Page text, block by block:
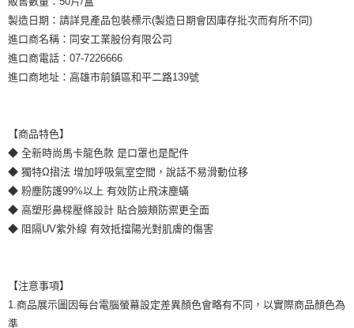
製造日期：請詳見產品包裝標示(製造日期會因庫存批次而有所不同)
進口商名稱：同安工業股份有限公司
進口商電話：07-7226666
進口商地址：高雄市前鎮區和平二路139號
【商品特色】
◆ 全新時尚馬卡龍色款 是口罩也是配件
◆ 獨特Ω摺法 增加呼吸氣室空間，說話不易滑動位移
◆ 粉塵防護99%以上 有效防止飛沫塵蟎
◆ 高塑形鼻樑壓條設計 貼合臉頰防禦更全面
◆ 阻隔UV紫外線 有效抵擋陽光對肌膚的傷害
【注意事項】
1.商品展示圖因每台電腦螢幕設定差異顏色會略有不同，以實際商品顏色為
準